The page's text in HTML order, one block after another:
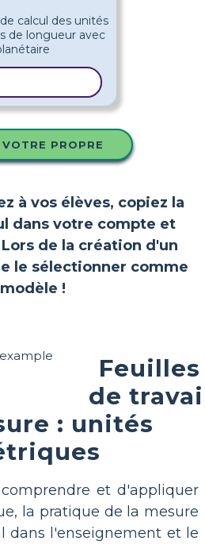
PROPRE
à vos élèves, copiez la
dans votre compte et
de la création d'un
le sélectionner comme
modèle !
Feuilles
de
: unités
et d'appliquer
la pratique de la mesure
dans l'enseignement et le